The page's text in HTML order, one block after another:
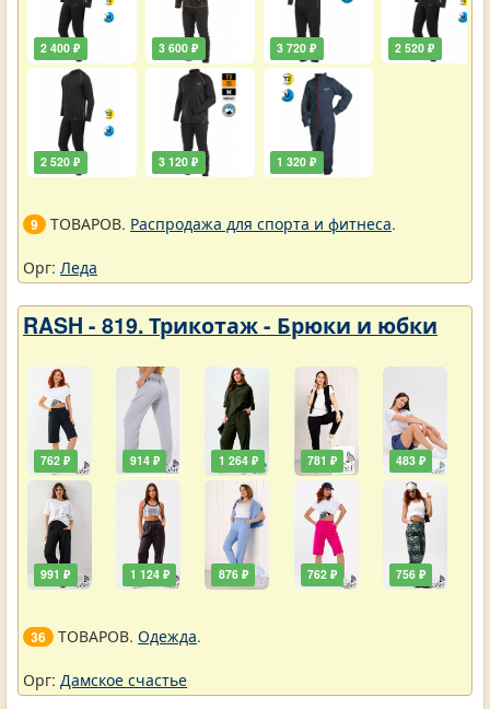
2 400 ₽
2 520 ₽
3 600 ₽
3 120 ₽
3 720 ₽
1 320 ₽
2 520 ₽
9 ТОВАРОВ. Распродажа для спорта и фитнеса.
Орг: Леда
RASH - 819. Трикотаж - Брюки и юбки
762 ₽
991 ₽
914 ₽
1 124 ₽
1 264 ₽
876 ₽
781 ₽
762 ₽
483 ₽
756 ₽
36 ТОВАРОВ. Одежда.
Орг: Дамское счастье